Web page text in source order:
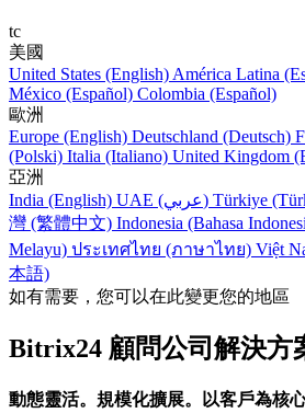
tc
美國
United States (English) América Latina
México (Español) Colombia (Español)
歐洲
Europe (English) Deutschland (Deutsch)
(Polski) Italia (Italiano) United Kingdom
亞洲
India (English)
UAE (عربي) Türkiye
灣 (繁體中文) Indonesia (Bahasa
Melayu) ประเทศไทย (ภาษาไทย) Việt
本語)
如有需要，您可以在此變更您的地區
Bitrix24 顧問公司解決方
動態靈活。規模化擴展。以客戶為核心